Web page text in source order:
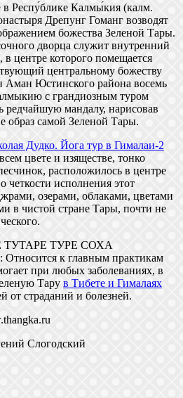
Респу́блике Калмы́кия (калм.
Дрепунг Гоманг возводят
божества Зеленой Тары.
дворца служит внутренний
в центре которого помещается
центральному божеству
Аман Юстинского района восемь
с грандиозным туром
редчайшую мандалу, нарисовав
образ самой Зеленой Тары.
цвете и изяществе, тонко
расположилось в центре
четкости исполнения этот
озерами, облаками, цветами
в чистой стране Тары, почти не
ТУТАРЕ ТУРЕ СОХА
к главным практикам
при любых заболеваниях, в
Тару в Тибете и Гималаях
от страданий и болезней.
Слогодский